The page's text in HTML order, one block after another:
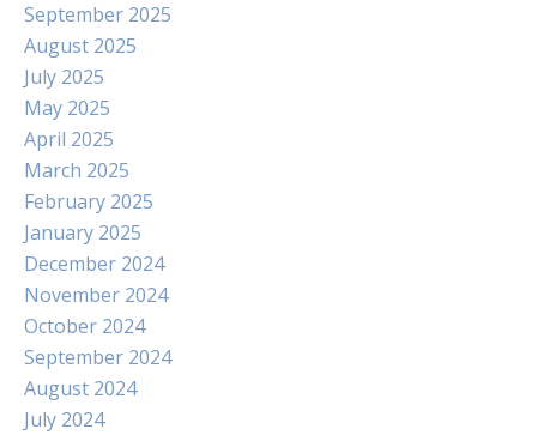
September 2025
August 2025
July 2025
May 2025
April 2025
March 2025
February 2025
January 2025
December 2024
November 2024
October 2024
September 2024
August 2024
July 2024